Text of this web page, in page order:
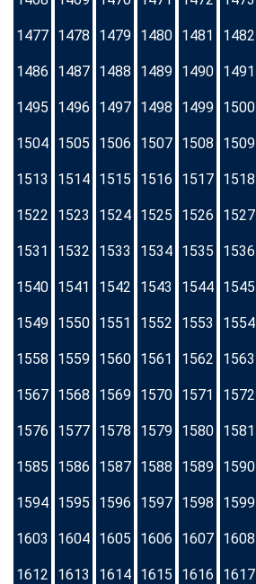
1477 1478 1479 1480 1481 1482
1486 1487 1488 1489 1490 1491
1495 1496 1497 1498 1499 1500
1504 1505 1506 1507 1508 1509
1513 1514 1515 1516 1517 1518
1522 1523 1524 1525 1526 1527
1531 1532 1533 1534 1535 1536
1540 1541 1542 1543 1544 1545
1549 1550 1551 1552 1553 1554
1558 1559 1560 1561 1562 1563
1567 1568 1569 1570 1571 1572
1576 1577 1578 1579 1580 1581
1585 1586 1587 1588 1589 1590
1594 1595 1596 1597 1598 1599
1603 1604 1605 1606 1607 1608
1612 1613 1614 1615 1616 1617